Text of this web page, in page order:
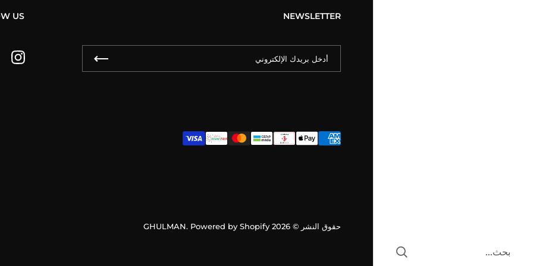
NEWSLETTER
US
حقوق النشر © 2026 GHULMAN. Powered by Shopify